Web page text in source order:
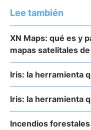
Lee también
XN Maps: qué es y
mapas satelitales
Iris: la herramienta
Iris: la herramienta
Incendios